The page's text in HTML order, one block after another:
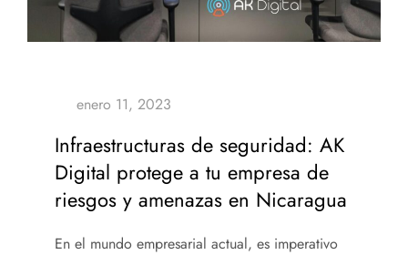
Infraestructuras de seguridad: AK
Digital protege a tu empresa de
riesgos y amenazas en Nicaragua
En el mundo empresarial actual, es imperativo